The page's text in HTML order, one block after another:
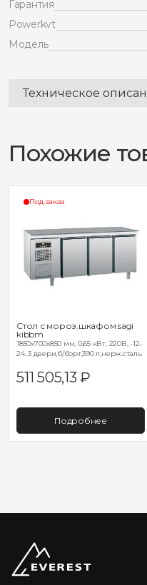
Гарантия
Powerkvt
Модель
Техническое
Похожие
Под заказ
Стол с мороз.шкафом sagi
kibbm
1850х700х850 мм, 0,65 кВт, 220В, -12-
24, 3 двери,б/борт,390 л;нерж.сталь
511 505,13₽
Подробнее